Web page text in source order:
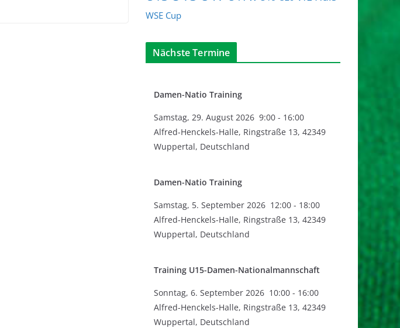
WSE Cup
Nächste Termine
Damen-Natio Training
Samstag, 29. August 2026 9:00 - 16:00
Alfred-Henckels-Halle, Ringstraße 13, 42349
Wuppertal, Deutschland
Damen-Natio Training
Samstag, 5. September 2026 12:00 - 18:00
Alfred-Henckels-Halle, Ringstraße 13, 42349
Wuppertal, Deutschland
Training U15-Damen-Nationalmannschaft
Sonntag, 6. September 2026 10:00 - 16:00
Alfred-Henckels-Halle, Ringstraße 13, 42349
Wuppertal, Deutschland